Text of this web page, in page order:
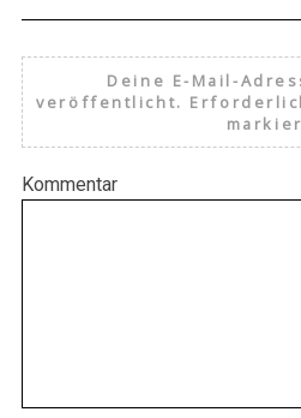
Deine E-Mail-
veröffentlicht.
Kommentar